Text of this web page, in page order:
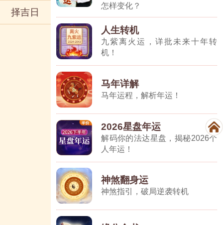
择吉日
怎样变化？
人生转机
九紫离火运，详批未来十年转
机！
马年详解
马年运程，解析年运！
2026星盘年运
解码你的法达星盘，揭秘2026个
人年运！
神煞翻身运
神煞指引，破局逆袭转机